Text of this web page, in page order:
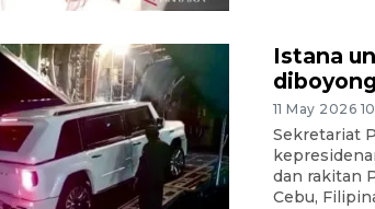
Istana
11 May 2026
Sekretariat
dan rakitan
Cebu,